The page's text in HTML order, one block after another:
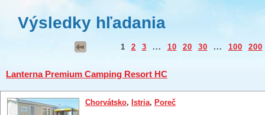
Výsledky hľadania
1 2 3 ... 10 20 30 ... 100 200
Lanterna Premium Camping Resort HC
Chorvátsko, Istria, Poreč